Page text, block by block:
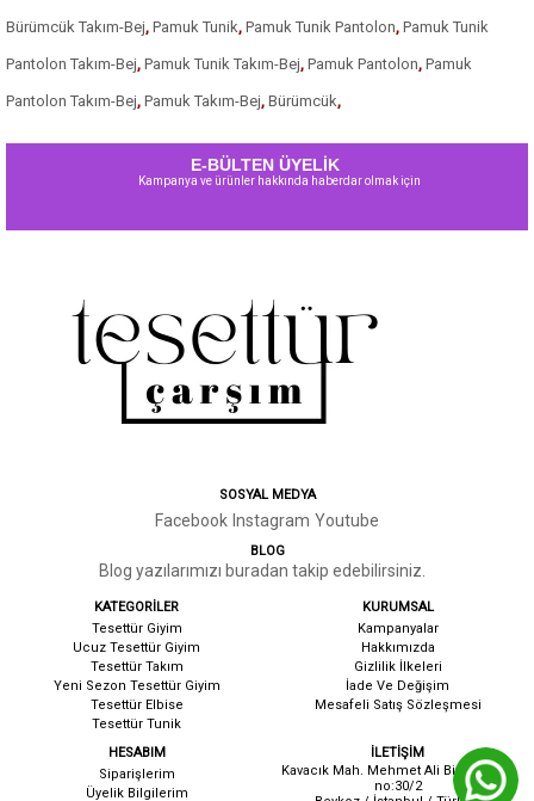
Bürümcük Takım-Bej, Pamuk Tunik, Pamuk Tunik Pantolon, Pamuk Tunik
Pantolon Takım-Bej, Pamuk Tunik Takım-Bej, Pamuk Pantolon, Pamuk
Pantolon Takım-Bej, Pamuk Takım-Bej, Bürümcük,
E-BÜLTEN ÜYELİK
Kampanya ve ürünler hakkında haberdar olmak için
SOSYAL MEDYA
Facebook Instagram Youtube
BLOG
Blog yazılarımızı buradan takip edebilirsiniz.
KATEGORİLER
Tesettür Giyim
Ucuz Tesettür Giyim
Tesettür Takım
Yeni Sezon Tesettür Giyim
Tesettür Elbise
Tesettür Tunik
KURUMSAL
Kampanyalar
Hakkımızda
Gizlilik İlkeleri
İade Ve Değişim
Mesafeli Satış Sözleşmesi
HESABIM
Siparişlerim
Üyelik Bilgilerim
İLETİŞİM
Kavacık Mah. Mehmet Ali Birand cad.
no:30/2